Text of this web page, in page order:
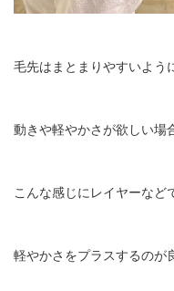
毛先はまとまりやすいよう
動きや軽やかさが欲しい場
こんな感じにレイヤーなど
軽やかさをプラスするのが